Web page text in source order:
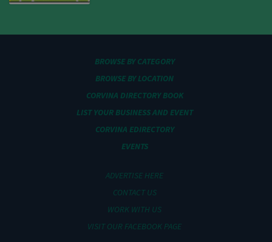
BROWSE BY CATEGORY
BROWSE BY LOCATION
CORVINA DIRECTORY BOOK
LIST YOUR BUSINESS AND EVENT
CORVINA EDIRECTORY
EVENTS
ADVERTISE HERE
CONTACT US
WORK WITH US
VISIT OUR FACEBOOK PAGE